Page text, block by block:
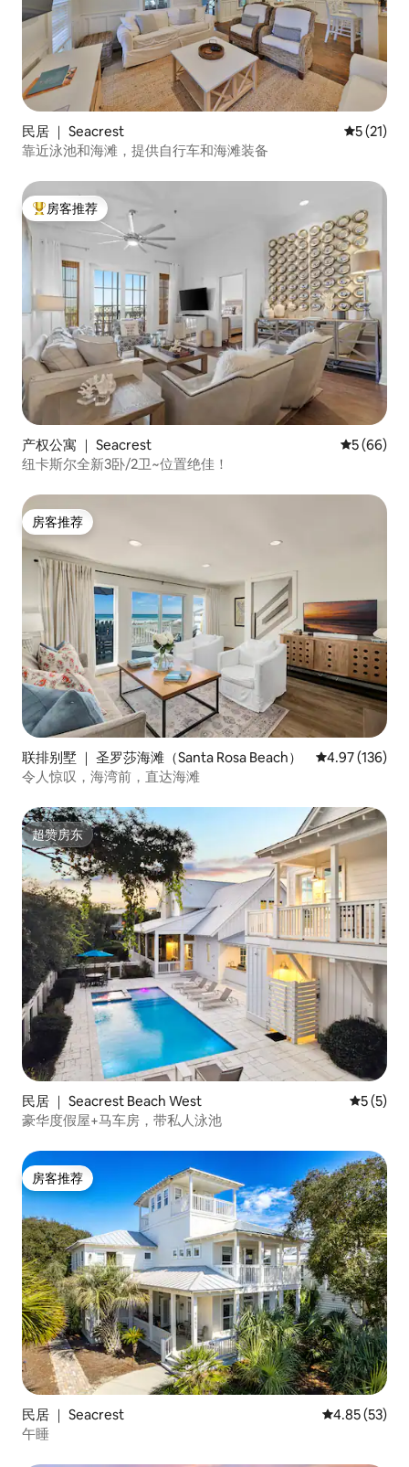
民居 ｜ Seacrest 平均评分
5 (21)
靠近泳池和海滩，提供自行车和海滩装备
热门「房客推荐」
房客推荐
产权公寓 ｜ Seacrest 平均评分
5 (66)
纽卡斯尔全新3卧/2卫~位置绝佳！
房客推荐
房客推荐
联排别墅 ｜ 圣罗莎海滩（Santa Rosa Beach） 平均评分 4.97
4.97 (136)
令人惊叹，海湾前，直达海滩
超赞房东
超赞房东
民居 ｜ Seacrest Beach West 平均评分
5 (5)
豪华度假屋+马车房，带私人泳池
房客推荐
房客推荐
民居 ｜ Seacrest 平均评分
4.85 (53)
午睡